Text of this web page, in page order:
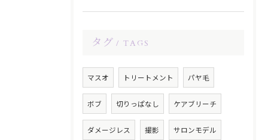
タグ TAGS
マスオ トリートメント パヤ毛
ボブ 切りっぱなし ケアブリーチ
ダメージレス 撮影 サロンモデル